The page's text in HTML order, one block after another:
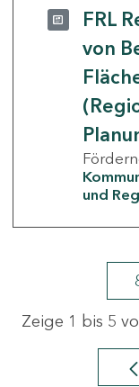
FRL
von
und
Zeige 1 bis 5